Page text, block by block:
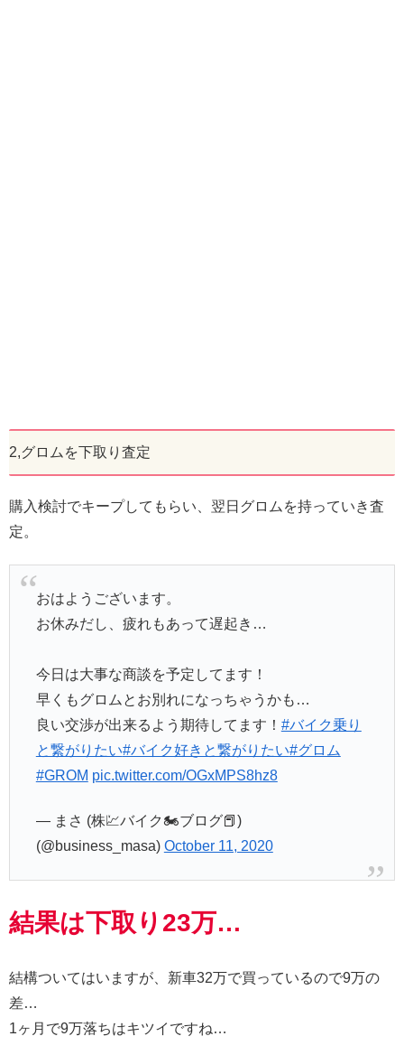
2,グロムを下取り査定
購入検討でキープしてもらい、翌日グロムを持っていき査
定。
おはようございます。
お休みだし、疲れもあって遅起き…
今日は大事な商談を予定してます！
早くもグロムとお別れになっちゃうかも…
良い交渉が出来るよう期待してます！ #バイク乗り
と繋がりたい#バイク好きと繋がりたい#グロム
#GROM pic.twitter.com/OGxMPS8hz8
— まさ (株💹バイク🏍ブログ📕)
(@business_masa) October 11, 2020
結果は下取り23万…
結構ついてはいますが、新車32万で買っているので9万の
差…
1ヶ月で9万落ちはキツイですね…